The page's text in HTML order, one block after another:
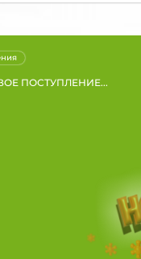
ПОСТУПЛЕНИЕ...